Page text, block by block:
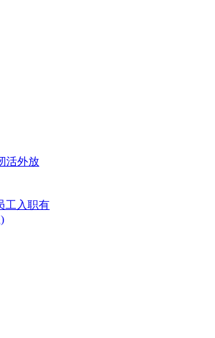
活外放
工入职有